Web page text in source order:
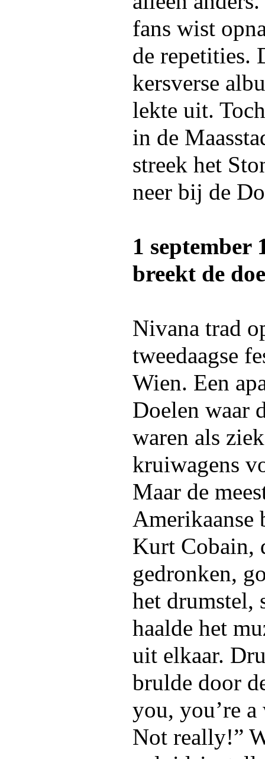
fans wist
de repetities.
kersverse
lekte uit.
in de
streek het
neer bij de
1 september
breekt de
Nivana trad
tweedaagse
Wien. Een
Doelen waar
waren als
kruiwagens
Maar de
Amerikaanse
Kurt Cobain,
gedronken,
het drumstel,
haalde het
uit elkaar.
brulde door
you, you’re
Not really!”